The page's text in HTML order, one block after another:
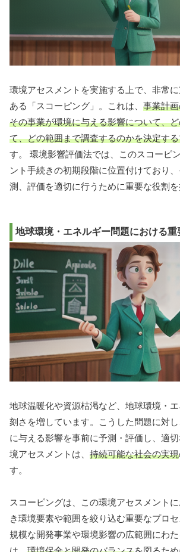
環境アセスメントを実施する上で、非常
ある「スコーピング」。これは、 事業計
その事業が環境に与える影響について、
て、どの範囲まで調査するのかを決定す
す。 環境影響評価法では、このスコーピ
ント手続きの初期段階に位置付けており
測、評価を適切に行うために重要な役割を
地球環境・エネルギー問題における重
地球温暖化や資源枯渇など、地球環境・
刻さを増しています。こうした問題に対
に与える影響を事前に予測・評価し、適
境アセスメントは、 持続可能な社会の実現
す。
スコーピングは、この環境アセスメント
き環境要素や範囲を絞り込む重要なプロ
規模な開発事業や環境影響の広範囲にわ